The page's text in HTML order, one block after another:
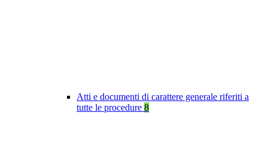
Atti e documenti di carattere generale riferiti a
tutte le procedure 8